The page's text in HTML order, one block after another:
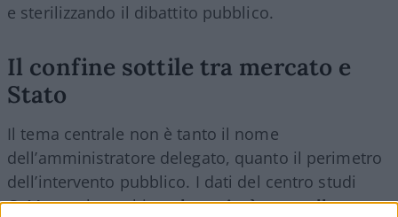
e sterilizzando il dibattito pubblico.
Il confine sottile tra mercato e
Stato
Il tema centrale non è tanto il nome
dell’amministratore delegato, quanto il perimetro
dell’intervento pubblico. I dati del centro studi
CoMar parlano chiaro:le società controllate